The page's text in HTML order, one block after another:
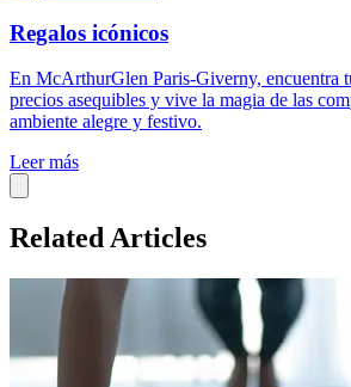
Regalos icónicos
En McArthurGlen Paris-Giverny, encuentra
precios asequibles y vive la magia de las
ambiente alegre y festivo.
Leer más
Related Articles